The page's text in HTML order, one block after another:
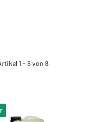
1 - 8 von 8